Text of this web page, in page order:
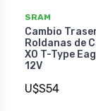
SRAM
Cambio
Roldanas de
X0 T-Type
12V
U$S54